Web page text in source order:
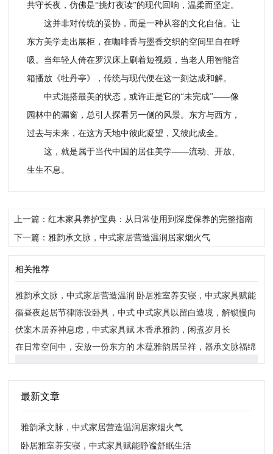
共守长夜，仿佛是“挑灯夜读”的现代回响，温柔而坚定。
这并非对传统的妥协，而是一种从容的文化自信。让
东方美学走出展柜，在咖啡香与墨香交织的空间里自在呼
吸。当年轻人倚在罗汉床上刷着短视频，当老人用智能音
箱播放《牡丹亭》，传统与现代便在这一刻达成和解。
中式混搭最美的状态，或许正是它的“未完成”——像
园林中的漏窗，总引人探看另一侧的风景。东方与西方，
过去与未来，在这方天地中彼此凝望，又彼此成全。
这，就是属于当代中国的居住美学——流动、开放、
生生不息。
上一篇：红木家具养护宝典：从日常使用到深度保养的完整指南
下一篇：雅韵承文脉，中式家居营造温润居家烟火气
相关推荐
雅韵承文脉，中式家居营造温润
居家烟火气
卧居雅室养安寝，中式家具赋能
静谧舒眠生活
循昼夜起居节律陈设卧具，中式
卧居安放深度安眠
中式家具以留白造境，解锁慢向
而行的栖居诗意
伏案木居养神息虑，中式家具赋
能日常身心康养
木香承雅韵，闲煮岁月长
在日常空间中，安放一份东方的
宁静
木蕴雅韵居呈祥，器承文脉福绵
长：中式家居的藏福与养心之道
最新文章
雅韵承文脉，中式家居营造温润居家烟火气
卧居雅室养安寝，中式家具赋能静谧舒眠生活